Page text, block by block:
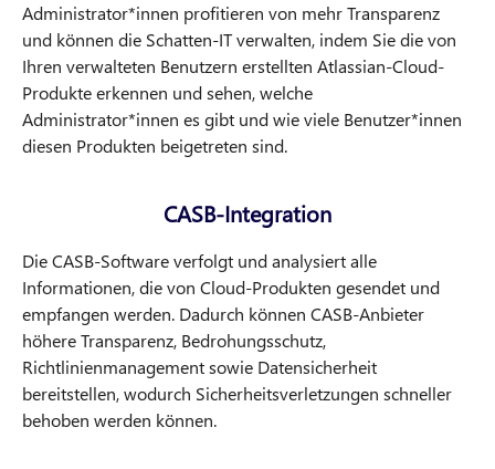
Administrator*innen profitieren von mehr Transparenz
und können die Schatten-IT verwalten, indem Sie die von
Ihren verwalteten Benutzern erstellten Atlassian-Cloud-
Produkte erkennen und sehen, welche
Administrator*innen es gibt und wie viele Benutzer*innen
diesen Produkten beigetreten sind.
CASB-Integration
Die CASB-Software verfolgt und analysiert alle
Informationen, die von Cloud-Produkten gesendet und
empfangen werden. Dadurch können CASB-Anbieter
höhere Transparenz, Bedrohungsschutz,
Richtlinienmanagement sowie Datensicherheit
bereitstellen, wodurch Sicherheitsverletzungen schneller
behoben werden können.